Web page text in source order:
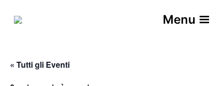
Menu
« Tutti gli Eventi